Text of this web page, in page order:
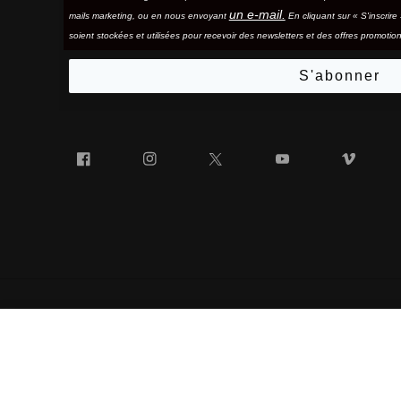
mails marketing, ou en nous envoyant un e-mail. En cliquant sur «
soient stockées et utilisées pour recevoir des newsletters et des offres
S'abonner
Facebook Instagram YouTube